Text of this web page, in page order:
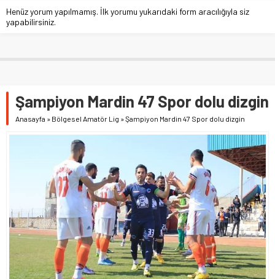
Henüz yorum yapılmamış. İlk yorumu yukarıdaki form aracılığıyla siz
yapabilirsiniz.
Şampiyon Mardin 47 Spor dolu dizgin
Anasayfa » Bölgesel Amatör Lig »Şampiyon Mardin 47 Spor dolu dizgin